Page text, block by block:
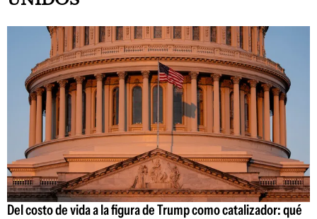
Del costo de vida a la figura de Trump como catalizador: qué